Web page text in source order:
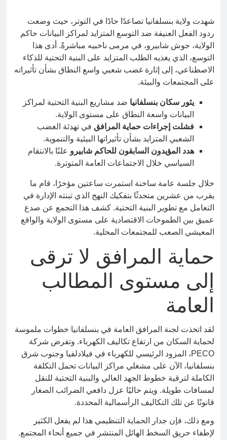
شهدت ولاية بنسلفانيا تصاعدًا حادًا في التوتر، حيث وضعت
ردود الفعل العنيفة ضد التوسع المتزايد لمراكز البيانات حاكم
الولاية، جوش شابيرو، في مرمى ناخبيه مباشرةً. أدى هذا
التوسع، الذي يغذيه الطلب المتزايد على البنية التحتية للذكاء
الاصطناعي، إلى إثارة غضب شعبي واسع النطاق بشأن تأثيراته
على المجتمعات والبيئة.
يثور سكان بنسلفانيا ضد مشاريع البنية التحتية لمراكز
البيانات واسعة النطاق على مستوى الولاية.
فشلت إجراءات حماية المرافق في تهدئة الغضب
الشعبي المتزايد بشأن تأثيراتها البيئية والتنموية.
هدد المؤيدون السابقون للحاكم شابيرو علنًا بالانتقام
السياسي خلال الاجتماعات العامة المتوترة.
خلال جلسة عامة ساخنة استمرت ساعتين مؤخرًا، قام ما
يقرب من عشرين متحدثًا بتفكيك النهج الذي تبنته الإدارة في
التعامل مع تطوير البنية التحتية. كشف هذا التجمع عن صدع
عميق بين الطموحات الاقتصادية على مستوى الولاية والواقع
المعيشي الصعب للمجتمعات المحلية.
حماية المرافق لا ترقى
إلى مستوى المطالب
العامة
لقد اتخذت لجنة المرافق العامة في بنسلفانيا خطوات ملموسة
لحماية السكان من ارتفاع تكاليف الكهرباء. وتفرض شركة
PECO، المزود الرئيسي للكهرباء في فيلادلفيا وجنوب شرق
بنسلفانيا، الآن على مشغلي مراكز البيانات تحمل التكلفة
الكاملة لترقية خطوط الجهد العالي والبنية التحتية للنقل
لمسافات طويلة. ويتم حاليًا عزل دافعي الضرائب الصغار
قانونًا عن تلك التكاليف الرأسمالية المحددة.
ومع ذلك، فإن جدار الحماية التنظيمي هذا لم يفعل الكثير
لإطفاء حريق السخط الهائل المنتشر في جميع أنحاء المجتمع.